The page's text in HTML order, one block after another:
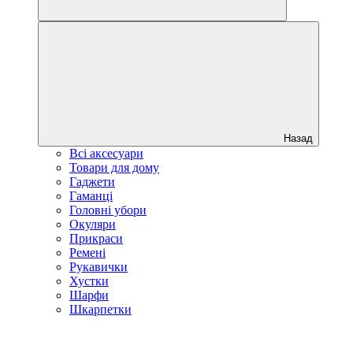
Назад
Всі аксесуари
Товари для дому
Гаджети
Гаманці
Головні убори
Окуляри
Прикраси
Ремені
Рукавички
Хустки
Шарфи
Шкарпетки